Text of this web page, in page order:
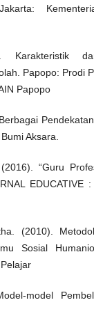
Karakteristik
Papopo: Prodi
Papopo
Aksara.
“Guru
EDUCATIVE
(2010).
Sosial
model